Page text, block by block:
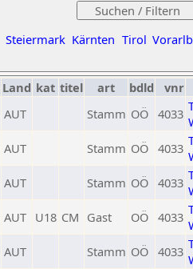
Steiermark Kärnten Tirol
Land kat titel art bdld vnr
AUT Stamm OÖ 4033
AUT Stamm OÖ 4033
AUT Stamm OÖ 4033
AUT U18 CM Gast OÖ 4033
AUT Stamm OÖ 4033